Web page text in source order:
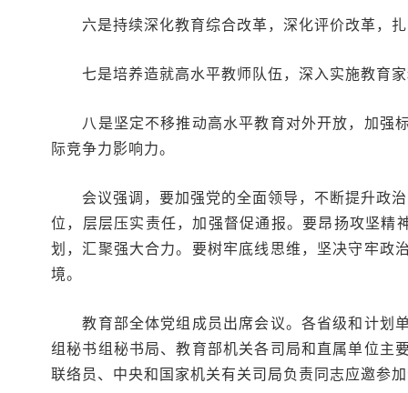
六是持续深化教育综合改革，深化评价改革，扎
七是培养造就高水平教师队伍，深入实施教育家
八是坚定不移推动高水平教育对外开放，加强
际竞争力影响力。
会议强调，要加强党的全面领导，不断提升政治
位，层层压实责任，加强督促通报。要昂扬攻坚精
划，汇聚强大合力。要树牢底线思维，坚决守牢政
境。
教育部全体党组成员出席会议。各省级和计划
组秘书组秘书局、教育部机关各司局和直属单位主
联络员、中央和国家机关有关司局负责同志应邀参